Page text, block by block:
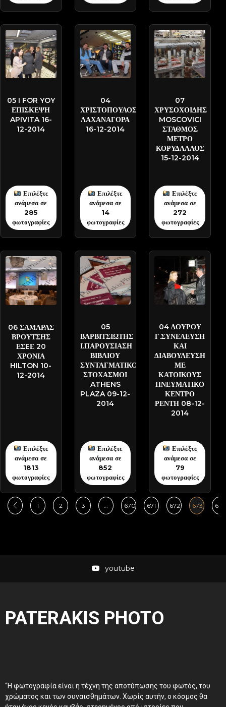
05 I FOR YOY
ΕΠΙΣΚΕΨΗ
APIVITA 16-
12-2014
Επιλέξτε
ανάμεσα σε
285
φωτογραφίες
04
ΧΡΙΣΤΟΠΟΥΛΟΣ
ΛΑΧΑΝΑΓΟΡΑ
16-12-2014
Επιλέξτε
ανάμεσα σε
14
φωτογραφίες
07
ΧΡΥΣΟΧΟΙΔΗΣ
MOSCOVICI
ΣΤΑΘΜΟΣ
ΜΕΤΡΟ
ΚΟΡΥΔΑΛΛΟΣ
15-12-2014
Επιλέξτε
ανάμεσα σε
272
φωτογραφίες
06 ΣΑΜΑΡΑΣ
ΒΡΟΥΤΣΗΣ
ΕΣEΕ 20
ΧΡΟΝΙΑ
HILTON 10-
12-2014
Επιλέξτε
ανάμεσα σε
1813
φωτογραφίες
05
ΒΑΡΒΙΤΣΙΩΤΗΣ
Ι.ΠΑΡΟΥΣΙΑΣΗ
ΒΙΒΛΙΟΥ
ΣΥΝΤΑΓΜΑΤΙΚΟΙ
ΣΤΟΧΑΣΜΟΙ
ATHENS
PLAZA 09-12-
2014
Επιλέξτε
ανάμεσα σε
852
φωτογραφίες
04 ΔΟΥΡΟΥ
Γ.ΣΥΝΕΛΕΥΣΗ
ΚΑΙ
ΔΙΑΒΟΥΛΕΥΣΗ
ΜΕ
ΚΑΤΟΙΚΟΥΣ
ΠΝΕΥΜΑΤΙΚΟ
ΚΕΝΤΡΟ
ΡΕΝΤΗ 08-12-
2014
Επιλέξτε
ανάμεσα σε
79
φωτογραφίες
1 2 3 670 671 672 673 674
youtube
PATERAKIS PHOTO
“Η φωτογραφία είναι η τέχνη της αποτύπωσης του φωτός, του
χρώματος και των συναισθημάτων. Χωρίς αυτήν, ο κόσμος θα